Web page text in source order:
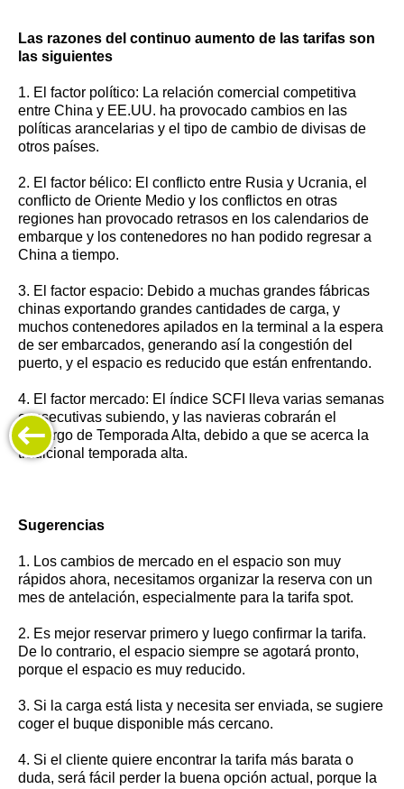
Las razones del continuo aumento de las tarifas son
las siguientes
1. El factor político: La relación comercial competitiva
entre China y EE.UU. ha provocado cambios en las
políticas arancelarias y el tipo de cambio de divisas de
otros países.
2. El factor bélico: El conflicto entre Rusia y Ucrania, el
conflicto de Oriente Medio y los conflictos en otras
regiones han provocado retrasos en los calendarios de
embarque y los contenedores no han podido regresar a
China a tiempo.
3. El factor espacio: Debido a muchas grandes fábricas
chinas exportando grandes cantidades de carga, y
muchos contenedores apilados en la terminal a la espera
de ser embarcados, generando así la congestión del
puerto, y el espacio es reducido que están enfrentando.
4. El factor mercado: El índice SCFI lleva varias semanas
consecutivas subiendo, y las navieras cobrarán el
Recargo de Temporada Alta, debido a que se acerca la
tradicional temporada alta.
Sugerencias
1. Los cambios de mercado en el espacio son muy
rápidos ahora, necesitamos organizar la reserva con un
mes de antelación, especialmente para la tarifa spot.
2. Es mejor reservar primero y luego confirmar la tarifa.
De lo contrario, el espacio siempre se agotará pronto,
porque el espacio es muy reducido.
3. Si la carga está lista y necesita ser enviada, se sugiere
coger el buque disponible más cercano.
4. Si el cliente quiere encontrar la tarifa más barata o
duda, será fácil perder la buena opción actual, porque la